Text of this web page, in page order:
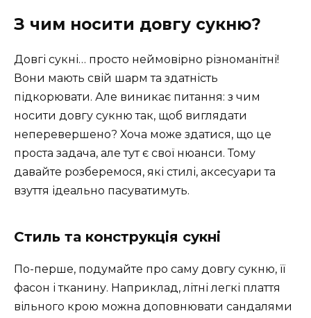
З чим носити довгу сукню?
Довгі сукні… просто неймовірно різноманітні!
Вони мають свій шарм та здатність
підкорювати. Але виникає питання: з чим
носити довгу сукню так, щоб виглядати
неперевершено? Хоча може здатися, що це
проста задача, але тут є свої нюанси. Тому
давайте розберемося, які стилі, аксесуари та
взуття ідеально пасуватимуть.
Стиль та конструкція сукні
По-перше, подумайте про саму довгу сукню, її
фасон і тканину. Наприклад, літні легкі плаття
вільного крою можна доповнювати сандалями